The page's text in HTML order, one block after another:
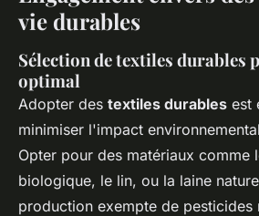
vie durables
Sélection de textiles durables
optimal
Adopter des textiles durables est
minimiser l'impact
Opter pour des matériaux comme
biologique, le lin, ou la laine
production exempte de pesticides